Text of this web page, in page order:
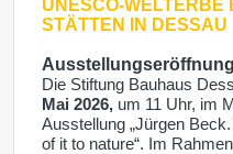
UNESCO-WELTERBE
STÄTTEN IN DESSAU
Die Stiftung Bauhaus
Mai 2026, um 11 Uhr, im
Ausstellung „Jürgen
of it to nature“. Im